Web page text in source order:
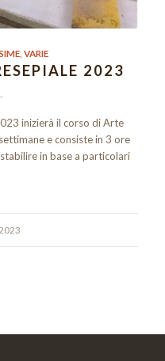
, VARIE
2023
inizierà il corso di Arte
e consiste in 3 ore
in base a particolari